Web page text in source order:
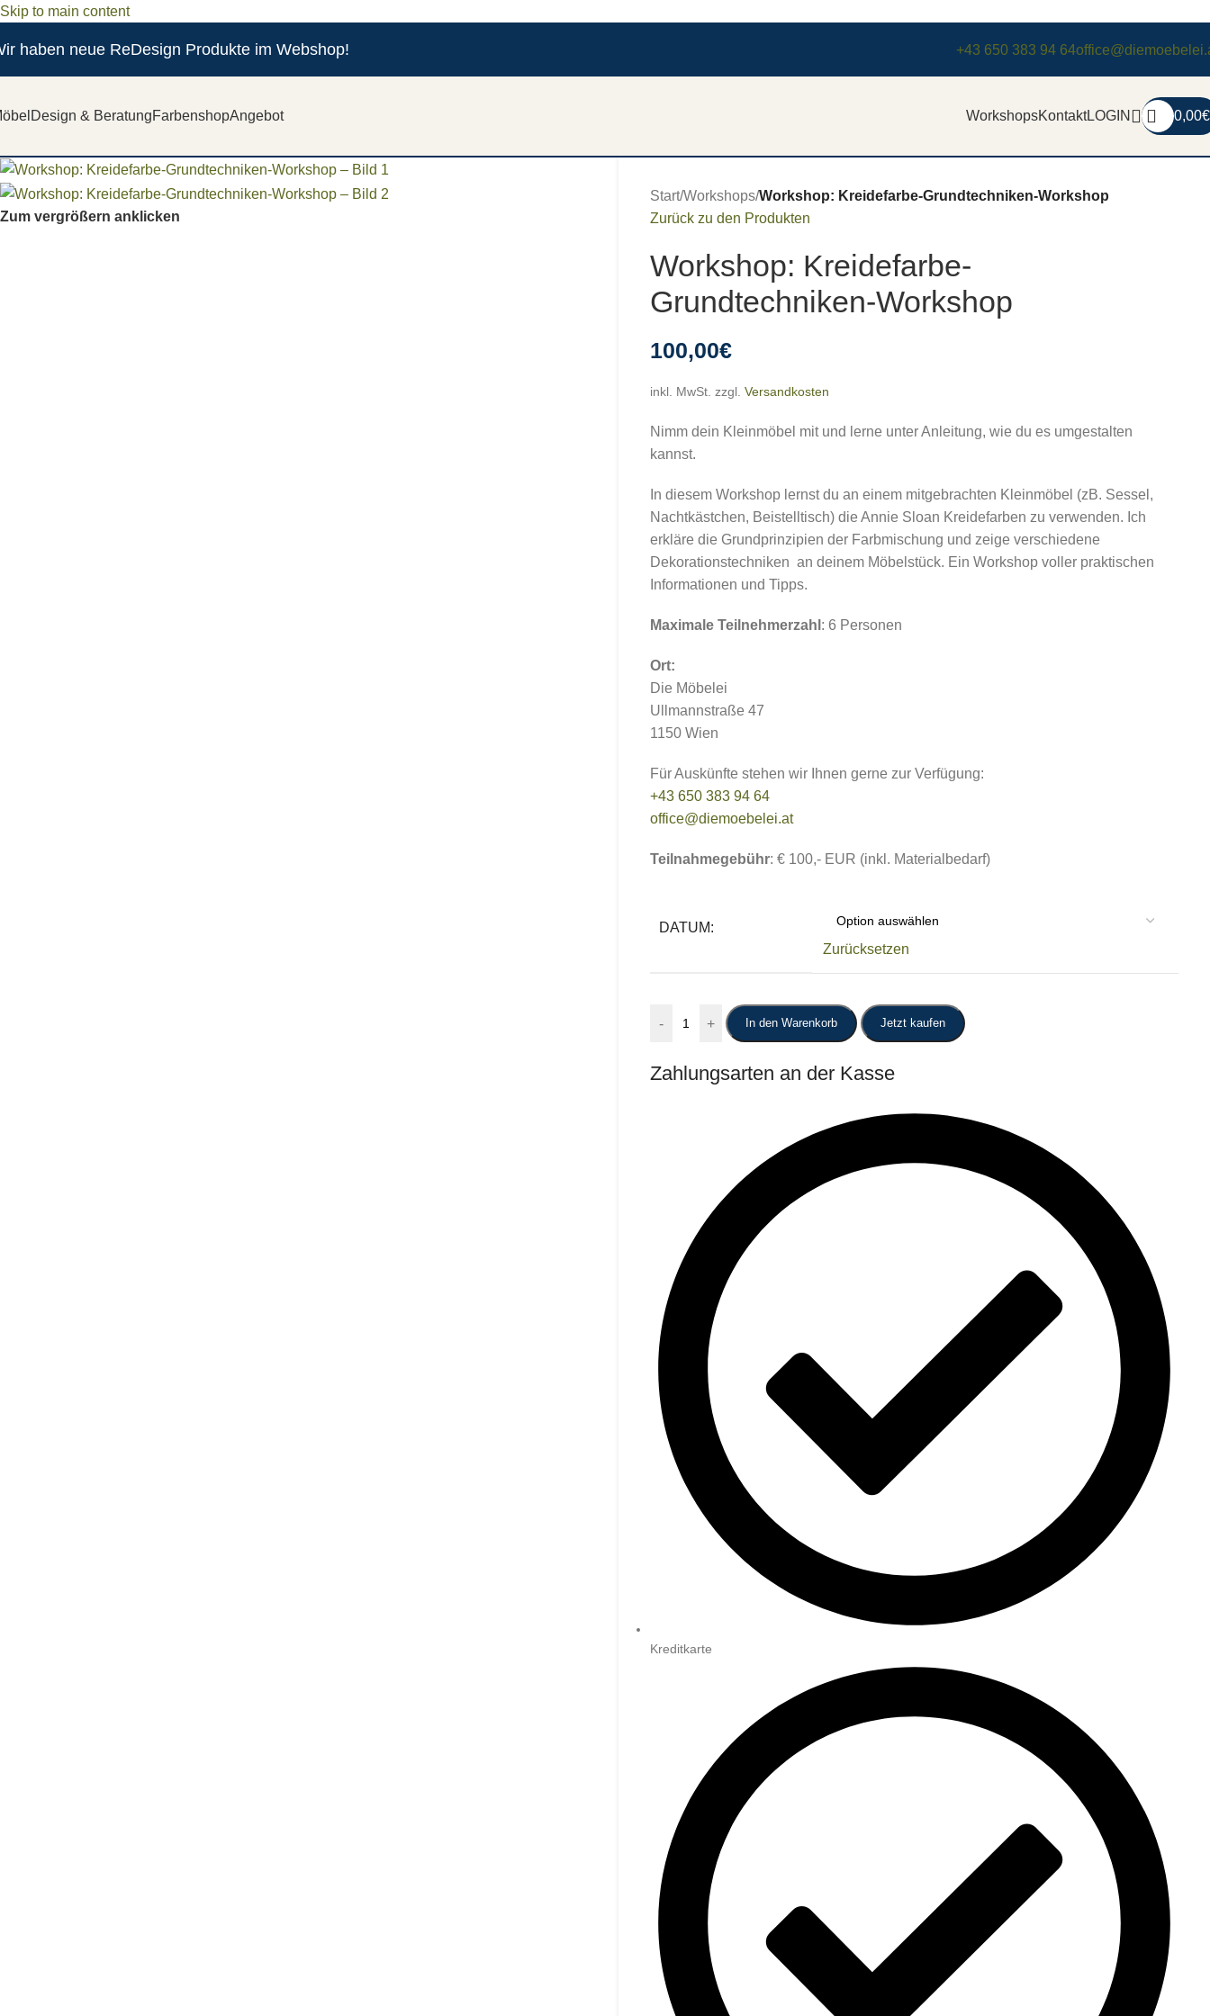
Skip to main content
haben neue ReDesign Produkte im Webshop! +43 650 383 94 64
Design & BeratungFarbenshopAngebot WorkshopsKontaktLOGIN 0,00€
Zum vergrößern anklicken
Start/Workshops/Workshop: Kreidefarbe-Grundtechniken-Workshop
Zurück zu den Produkten
Workshop: Kreidefarbe-
Grundtechniken-Workshop
100,00€
inkl. MwSt. zzgl. Versandkosten
Nimm dein Kleinmöbel mit und lerne unter Anleitung, wie du es umgestalten
kannst.
In diesem Workshop lernst du an einem mitgebrachten Kleinmöbel (zB. Sessel,
Nachtkästchen, Beistelltisch) die Annie Sloan Kreidefarben zu verwenden. Ich
erkläre die Grundprinzipien der Farbmischung und zeige verschiedene
Dekorationstechniken an deinem Möbelstück. Ein Workshop voller praktischen
Informationen und Tipps.
Maximale Teilnehmerzahl : 6 Personen
Ort:
Die Möbelei
Ullmannstraße 47
1150 Wien
Für Auskünfte stehen wir Ihnen gerne zur Verfügung:
+43 650 383 94 64
office@diemoebelei.at
Teilnahmegebühr: € 100,- EUR (inkl. Materialbedarf)
DATUM:
Zurücksetzen
- + In den Warenkorb Jetzt kaufen
Zahlungsarten an der Kasse
Kreditkarte